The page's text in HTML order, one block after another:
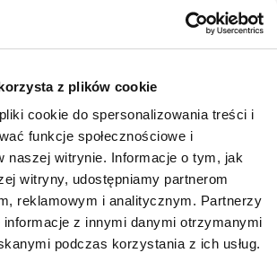
z plików cookie
cookie do spersonalizowania treści i
funkcje społecznościowe i
naszej witrynie. Informacje o tym, jak
witryny, udostępniamy partnerom
reklamowym i analitycznym. Partnerzy
informacje z innymi danymi otrzymanymi
podczas korzystania z ich usług.